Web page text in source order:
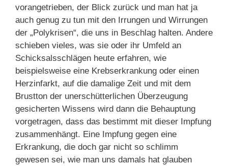
vorangetrieben, der Blick zurück und man hat ja
auch genug zu tun mit den Irrungen und Wirrungen
der „Polykrisen“, die uns in Beschlag halten. Andere
schieben vieles, was sie oder ihr Umfeld an
Schicksalsschlägen heute erfahren, wie
beispielsweise eine Krebserkrankung oder einen
Herzinfarkt, auf die damalige Zeit und mit dem
Brustton der unerschütterlichen Überzeugung
gesicherten Wissens wird dann die Behauptung
vorgetragen, dass das bestimmt mit dieser Impfung
zusammenhängt. Eine Impfung gegen eine
Erkrankung, die doch gar nicht so schlimm
gewesen sei, wie man uns damals hat glauben